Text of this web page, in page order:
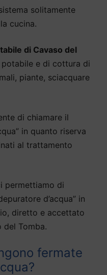
solitamente
cucina.
di Cavaso del
e di cottura di
piante, sciacquare
di chiamare il
in quanto riserva
al trattamento
permettiamo di
d’acqua” in
diretto e accettato
Tomba.
fermate